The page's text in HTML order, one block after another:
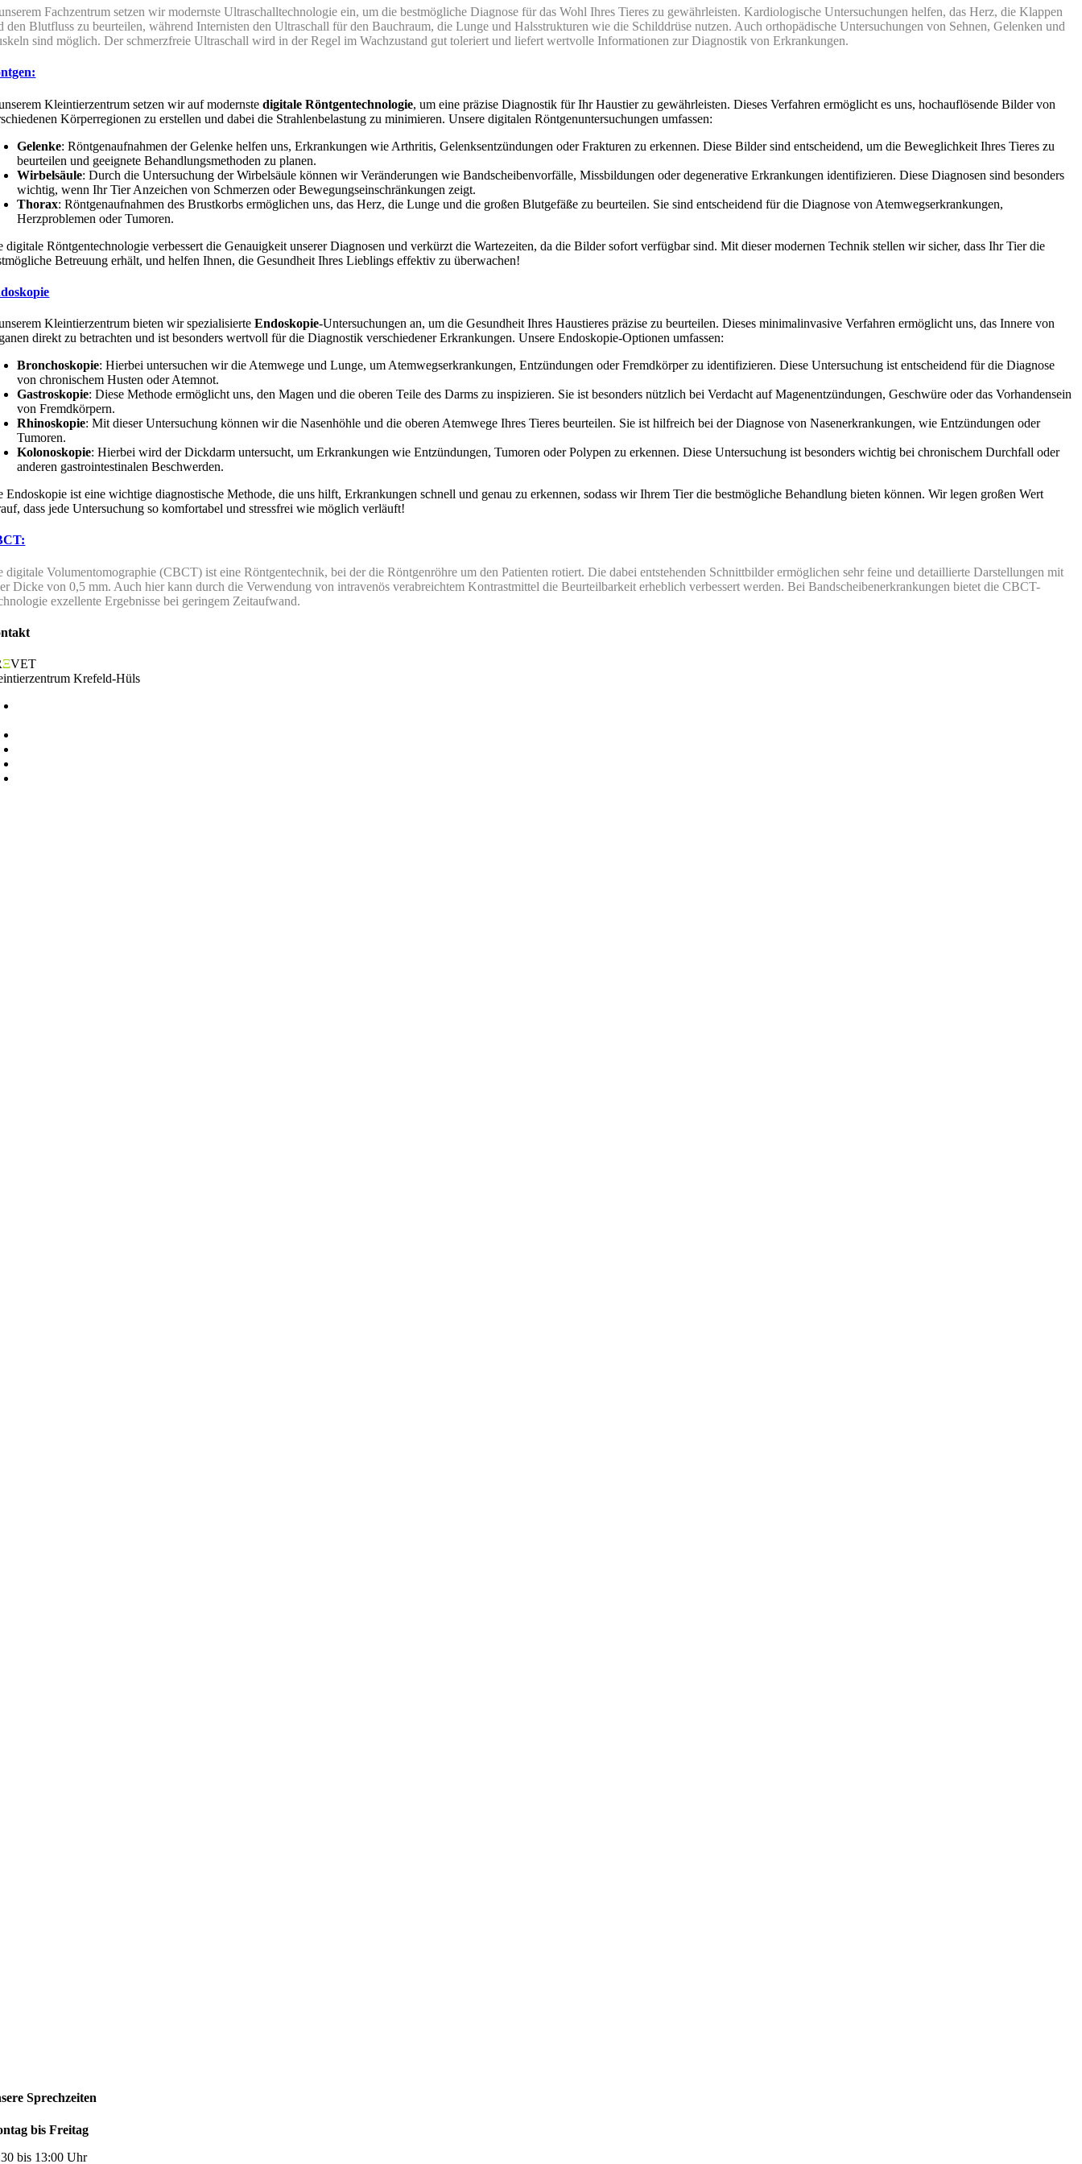
Fachzentrum setzen wir modernste Ultraschalltechnologie ein, um die bestmögliche Diagnose für das Wohl Ihres Tieres zu gewährleisten. Kardiologische Untersuchungen helfen, das Herz, die Klappen
den Blutfluss zu beurteilen, während Internisten den Ultraschall für den Bauchraum, die Lunge und Halsstrukturen wie die Schilddrüse nutzen. Auch orthopädische Untersuchungen von Sehnen, Gelenken und
sind möglich. Der schmerzfreie Ultraschall wird in der Regel im Wachzustand gut toleriert und liefert wertvolle Informationen zur Diagnostik von Erkrankungen.
Kleintierzentrum setzen wir auf modernstedigitale Röntgentechnologie, um eine präzise Diagnostik für Ihr Haustier zu gewährleisten. Dieses Verfahren ermöglicht es uns, hochauflösende Bilder von
Körperregionen zu erstellen und dabei die Strahlenbelastung zu minimieren. Unsere digitalen Röntgenuntersuchungen umfassen:
Gelenke: Röntgenaufnahmen der Gelenke helfen uns, Erkrankungen wie Arthritis, Gelenksentzündungen oder Frakturen zu erkennen. Diese Bilder sind entscheidend, um die Beweglichkeit Ihres Tieres zu
beurteilen und geeignete Behandlungsmethoden zu planen.
Wirbelsäule: Durch die Untersuchung der Wirbelsäule können wir Veränderungen wie Bandscheibenvorfälle, Missbildungen oder degenerative Erkrankungen identifizieren. Diese Diagnosen sind besonders
wichtig, wenn Ihr Tier Anzeichen von Schmerzen oder Bewegungseinschränkungen zeigt.
Thorax: Röntgenaufnahmen des Brustkorbs ermöglichen uns, das Herz, die Lunge und die großen Blutgefäße zu beurteilen. Sie sind entscheidend für die Diagnose von Atemwegserkrankungen,
Herzproblemen oder Tumoren.
digitale Röntgentechnologie verbessert die Genauigkeit unserer Diagnosen und verkürzt die Wartezeiten, da die Bilder sofort verfügbar sind. Mit dieser modernen Technik stellen wir sicher, dass Ihr Tier die
Betreuung erhält, und helfen Ihnen, die Gesundheit Ihres Lieblings effektiv zu überwachen!
Kleintierzentrum bieten wir spezialisierteEndoskopie-Untersuchungen an, um die Gesundheit Ihres Haustieres präzise zu beurteilen. Dieses minimalinvasive Verfahren ermöglicht uns, das Innere von
direkt zu betrachten und ist besonders wertvoll für die Diagnostik verschiedener Erkrankungen. Unsere Endoskopie-Optionen umfassen:
Bronchoskopie: Hierbei untersuchen wir die Atemwege und Lunge, um Atemwegserkrankungen, Entzündungen oder Fremdkörper zu identifizieren. Diese Untersuchung ist entscheidend für die Diagnose
von chronischem Husten oder Atemnot.
Gastroskopie: Diese Methode ermöglicht uns, den Magen und die oberen Teile des Darms zu inspizieren. Sie ist besonders nützlich bei Verdacht auf Magenentzündungen, Geschwüre oder das Vorhandensein
von Fremdkörpern.
Rhinoskopie: Mit dieser Untersuchung können wir die Nasenhöhle und die oberen Atemwege Ihres Tieres beurteilen. Sie ist hilfreich bei der Diagnose von Nasenerkrankungen, wie Entzündungen oder
Tumoren.
Kolonoskopie: Hierbei wird der Dickdarm untersucht, um Erkrankungen wie Entzündungen, Tumoren oder Polypen zu erkennen. Diese Untersuchung ist besonders wichtig bei chronischem Durchfall oder
anderen gastrointestinalen Beschwerden.
Endoskopie ist eine wichtige diagnostische Methode, die uns hilft, Erkrankungen schnell und genau zu erkennen, sodass wir Ihrem Tier die bestmögliche Behandlung bieten können. Wir legen großen Wert
dass jede Untersuchung so komfortabel und stressfrei wie möglich verläuft!
digitale Volumentomographie (CBCT) ist eine Röntgentechnik, bei der die Röntgenröhre um den Patienten rotiert. Die dabei entstehenden Schnittbilder ermöglichen sehr feine und detaillierte Darstellungen mit
Dicke von 0,5 mm. Auch hier kann durch die Verwendung von intravenös verabreichtem Kontrastmittel die Beurteilbarkeit erheblich verbessert werden. Bei Bandscheibenerkrankungen bietet die CBCT-
exzellente Ergebnisse bei geringem Zeitaufwand.
ΞVET
Krefeld-Hüls
Sprechzeiten
bis Freitag
bis 13:00 Uhr